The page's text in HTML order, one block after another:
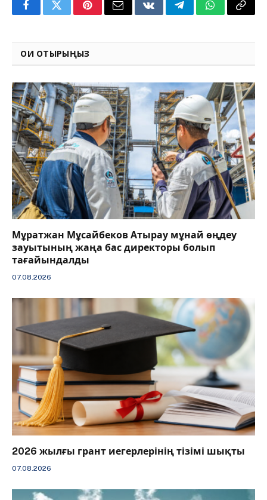
FacebookTwitterPinterestEmail VKontakteTelegramWhatsApp
Copy
ОҚИ ОТЫРЫҢЫЗ
Мұратжан Мұсайбеков Атырау мұнай өңдеу
зауытының жаңа бас директоры болып
тағайындалды
07.08.2026
2026 жылғы грант иегерлерінің тізімі шықты
07.08.2026